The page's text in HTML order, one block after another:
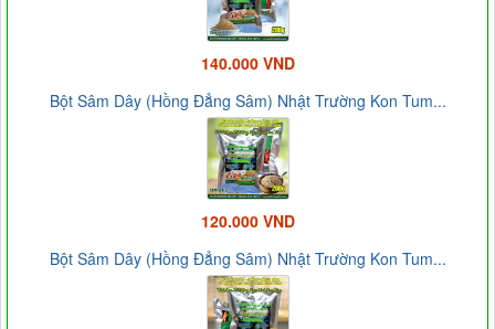
140.000 VND
Bột Sâm Dây (Hồng Đẳng Sâm) Nhật Trường Kon Tum...
120.000 VND
Bột Sâm Dây (Hồng Đẳng Sâm) Nhật Trường Kon Tum...